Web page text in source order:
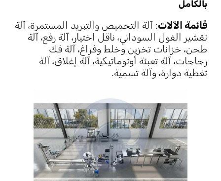
بالكامل
قائمة الآلات: آلة التحميص والتبريد المستمرة، آلة
تقشير الفول السوداني، ناقل اختيار، آلة رفع، آلة
طحن، خزانات تخزين وخلط وفراغ، آلة فك
زجاجات، آلة تعبئة أوتوماتيكية، آلة إغلاق، آلة
تغطية دوارة، وآلة تسمية.